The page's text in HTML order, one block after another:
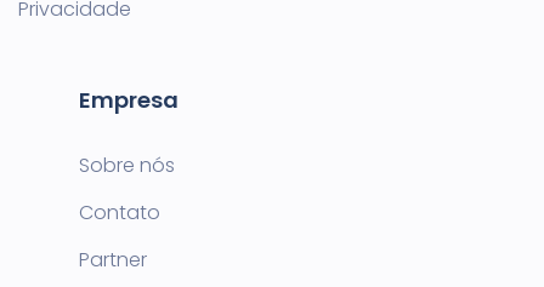
Privacidade
Empresa
Sobre nós
Contato
Partner